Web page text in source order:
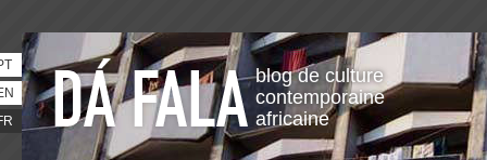
blog de culture
contemporaine
africaine